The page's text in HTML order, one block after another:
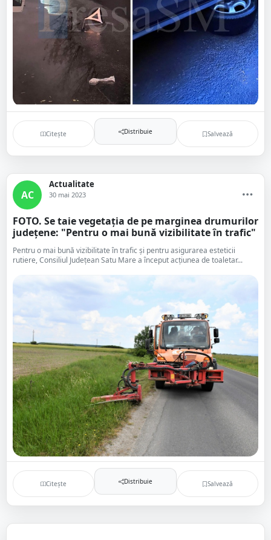
Citește Distribuie Salvează
AC
Actualitate
30 mai 2023
FOTO. Se taie vegetația de pe marginea drumurilor
județene: "Pentru o mai bună vizibilitate în trafic"
Pentru o mai bună vizibilitate în trafic și pentru asigurarea esteticii
rutiere, Consiliul Județean Satu Mare a început acțiunea de toaletar...
Citește Distribuie Salvează